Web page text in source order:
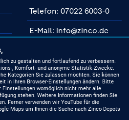
Telefon: 07022 6003-0
E-Mail: info@zinco.de
MIT UNS AUF DEM
NEUESTEN STAND
Produkte
zu gestalten und fortlaufend zu verbessern.
, Komfort- und anonyme Statistik-Zwecke.
Kategorien Sie zulassen möchten. Sie können
in Ihren Browser-Einstellungen ändern. Bitte
Einstellungen womöglich nicht mehr alle
stehen. Weitere Informationen finden Sie
Ferner verwenden wir YouTube für die
Maps um Ihnen die Suche nach Zinco-Depots